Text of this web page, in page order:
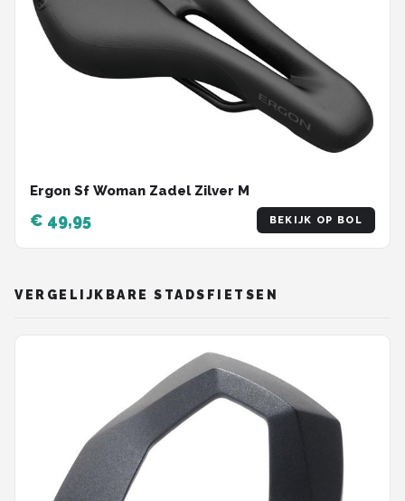
Ergon Sf Woman Zadel Zilver M
€ 49,95 BEKIJK OP BOL
VERGELIJKBARE STADSFIETSEN